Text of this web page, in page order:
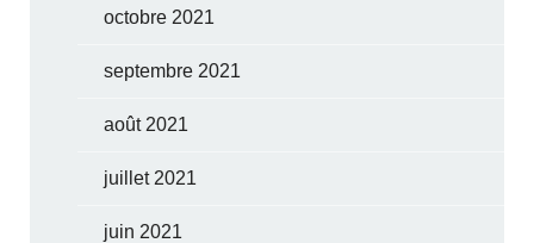
octobre 2021
septembre 2021
août 2021
juillet 2021
juin 2021